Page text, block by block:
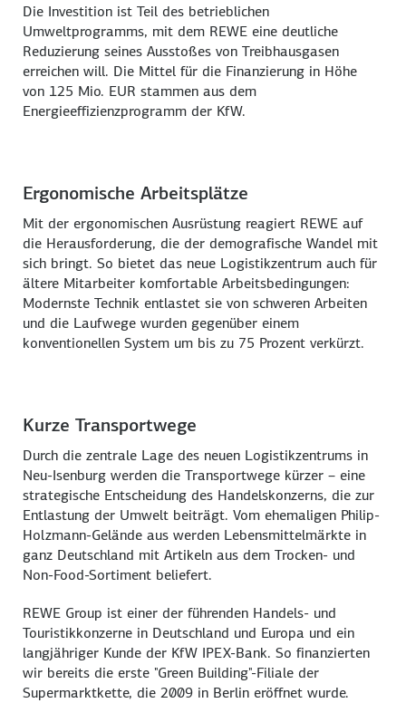
Die Investition ist Teil des betrieblichen
Umweltprogramms, mit dem REWE eine deutliche
Reduzierung seines Ausstoßes von Treibhausgasen
erreichen will. Die Mittel für die Finanzierung in Höhe
von 125 Mio. EUR stammen aus dem
Energieeffizienzprogramm der KfW.
Ergonomische Arbeitsplätze
Mit der ergonomischen Ausrüstung reagiert REWE auf
die Herausforderung, die der demografische Wandel mit
sich bringt. So bietet das neue Logistikzentrum auch für
ältere Mitarbeiter komfortable Arbeitsbedingungen:
Modernste Technik entlastet sie von schweren Arbeiten
und die Laufwege wurden gegenüber einem
konventionellen System um bis zu 75 Prozent verkürzt.
Kurze Transportwege
Durch die zentrale Lage des neuen Logistikzentrums in
Neu-Isenburg werden die Transportwege kürzer – eine
strategische Entscheidung des Handelskonzerns, die zur
Entlastung der Umwelt beiträgt. Vom ehemaligen Philip-
Holzmann-Gelände aus werden Lebensmittelmärkte in
ganz Deutschland mit Artikeln aus dem Trocken- und
Non-Food-Sortiment beliefert.
REWE Group ist einer der führenden Handels- und
Touristikkonzerne in Deutschland und Europa und ein
langjähriger Kunde der KfW IPEX-Bank. So finanzierten
wir bereits die erste "Green Building"-Filiale der
Supermarktkette, die 2009 in Berlin eröffnet wurde.